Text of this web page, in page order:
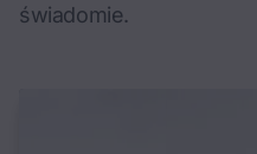
świadomie.